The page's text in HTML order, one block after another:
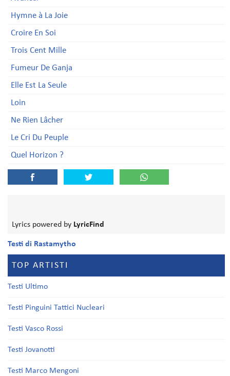
Hymne à La Joie
Croire En Soi
Trois Cent Mille
Fumeur De Ganja
Elle Est La Seule
Loin
Ne Rien Lâcher
Le Cri Du Peuple
Quel Horizon ?
Lyrics powered by LyricFind
Testi di Rastamytho
TOP ARTISTI
Testi Ultimo
Testi Pinguini Tattici Nucleari
Testi Vasco Rossi
Testi Jovanotti
Testi Marco Mengoni